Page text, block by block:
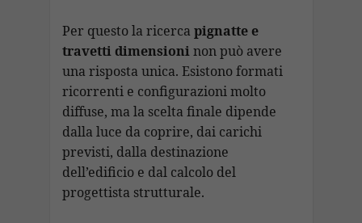
Per questo la ricercapignatte e
travetti dimensioninon può avere
una risposta unica. Esistono formati
ricorrenti e configurazioni molto
diffuse, ma la scelta finale dipende
dalla luce da coprire, dai carichi
previsti, dalla destinazione
dell’edificio e dal calcolo del
progettista strutturale.